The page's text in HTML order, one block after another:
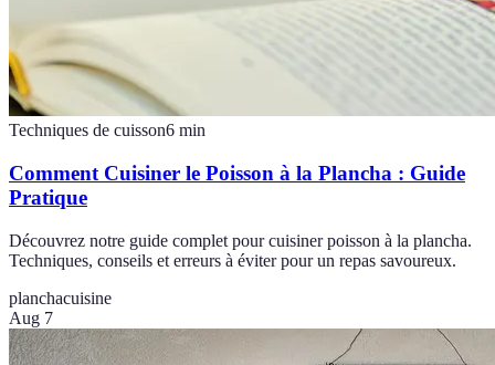
Techniques de cuisson6 min
Comment Cuisiner le Poisson à la Plancha : Guide
Pratique
Découvrez notre guide complet pour cuisiner poisson à la plancha.
Techniques, conseils et erreurs à éviter pour un repas savoureux.
planchacuisine
Aug 7